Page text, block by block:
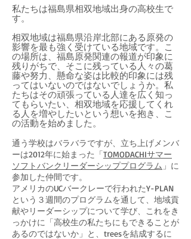
私たちは福島県相双地域出身の高校生で
す。
相双地域は福島県沿岸北部にある原発の
影響を最も強く受けている地域です。こ
の場所は、福島原発関連の報道が印象に
残りがちで、そこに残っている人々の葛
藤や努力、懸命な姿は比較的印象には残
ってはいないのではないでしょうか。 私
たちはその頑張っている人達を広く知っ
てもらいたい、相双地域を応援してくれ
る人を増やしたいという想いを抱き、こ
の活動を始めました。
通う学校はバラバラですが、立ち上げメンバ
ーは2012年に始まった「TOMODACHIサマー
ソフトバンクリーダーシッププログラム 」に
参加した仲間です。
アメリカのUCバークレーで行われたY-PLAN
という３週間のプログラムを通して、地域貢
献やリーダーシップについて学び、これをき
っかけに「高校生の私たちにもできることが
あるのではないか」と、treesを結成するに